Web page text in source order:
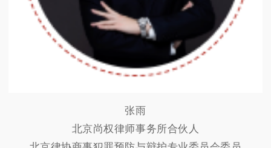
张雨
北京尚权律师事务所合伙人